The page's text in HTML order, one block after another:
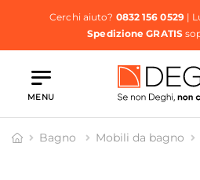
Cerchi aiuto? 0832 156 0529|
Spedizione GRATIS
MENU
Bagno Mobili da bagno